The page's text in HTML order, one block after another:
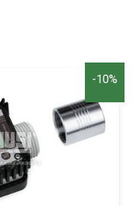
-10%